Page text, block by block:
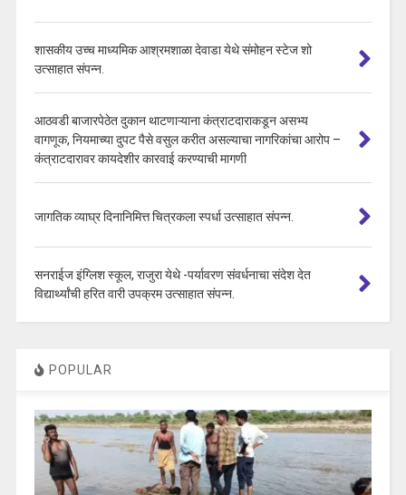
शासकीय उच्च माध्यमिक आश्रमशाळा देवाडा येथे संमोहन स्टेज शो
उत्साहात संपन्न.
आठवडी बाजारपेठेत दुकान थाटणाऱ्याना कंत्राटदाराकडून असभ्य
वागणूक, नियमाच्या दुपट पैसे वसुल करीत असल्याचा नागरिकांचा आरोप –
कंत्राटदारावर कायदेशीर कारवाई करण्याची मागणी
जागतिक व्याघ्र दिनानिमित्त चित्रकला स्पर्धा उत्साहात संपन्न.
सनराईज इंग्लिश स्कूल, राजुरा येथे -पर्यावरण संवर्धनाचा संदेश देत
विद्यार्थ्यांची हरित वारी उपक्रम उत्साहात संपन्न.
POPULAR